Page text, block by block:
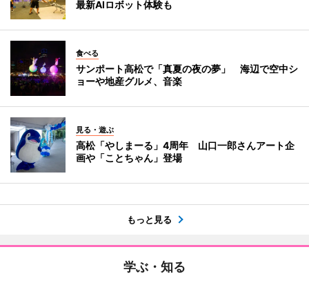
最新AIロボット体験も
食べる
サンポート高松で「真夏の夜の夢」 海辺で空中シ
ョーや地産グルメ、音楽
見る・遊ぶ
高松「やしまーる」4周年 山口一郎さんアート企
画や「ことちゃん」登場
もっと見る
学ぶ・知る